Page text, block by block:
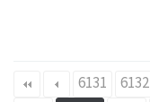
6131 6132